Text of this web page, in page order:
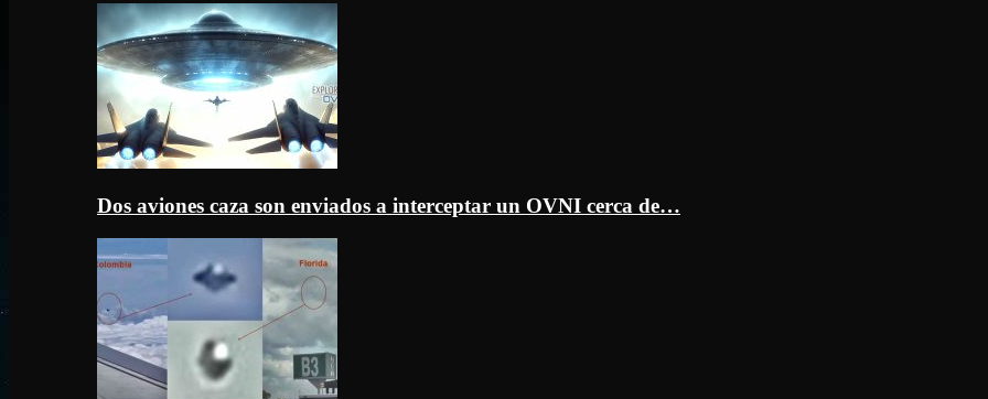
Dos aviones caza son enviados a interceptar un OVNI cerca de…